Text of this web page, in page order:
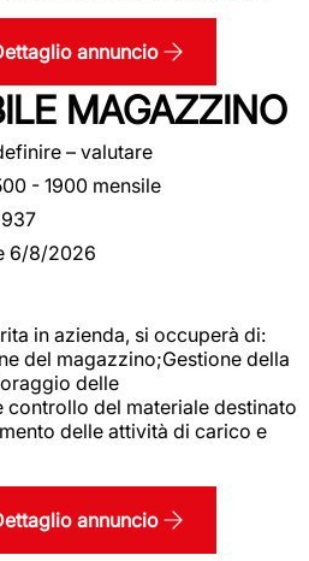
annuncio
MAGAZZINO
– valutare
- 1900 mensile
6/8/2026
in azienda, si occuperà di:
del magazzino;Gestione della
delle
controllo del materiale destinato
delle attività di carico e
annuncio